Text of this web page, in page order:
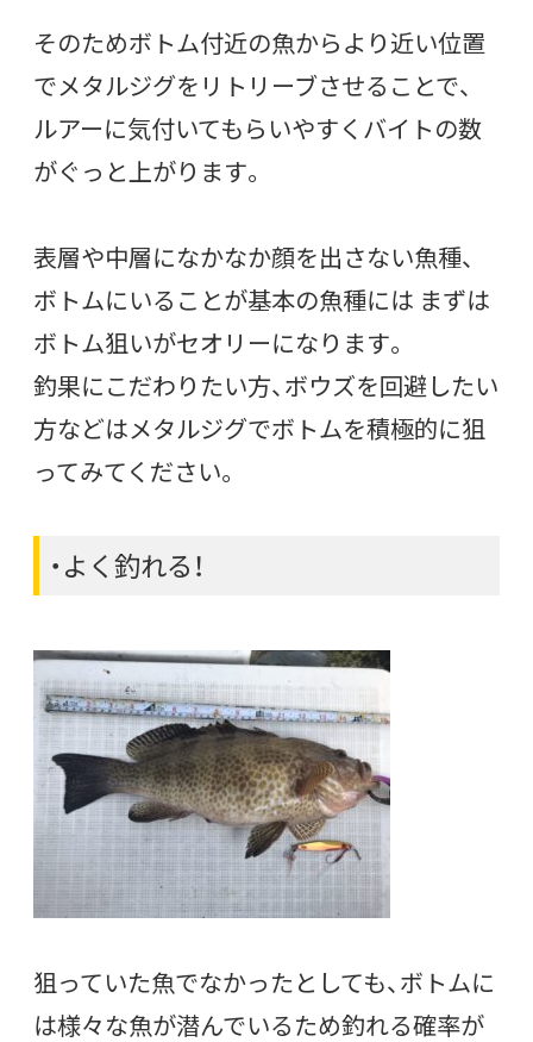
そのためボトム付近の魚からより近い位置
でメタルジグをリトリーブさせることで、
ルアーに気付いてもらいやすくバイトの数
がぐっと上がります。
表層や中層になかなか顔を出さない魚種、
ボトムにいることが基本の魚種には まずは
ボトム狙いがセオリーになります。
釣果にこだわりたい方、ボウズを回避したい
方などはメタルジグでボトムを積極的に狙
ってみてください。
・よく釣れる！
狙っていた魚でなかったとしても、ボトムに
は様々な魚が潜んでいるため釣れる確率が